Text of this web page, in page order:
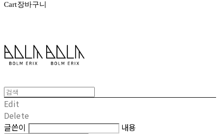
Cart장바구니
Edit
Delete
글쓴이
내용